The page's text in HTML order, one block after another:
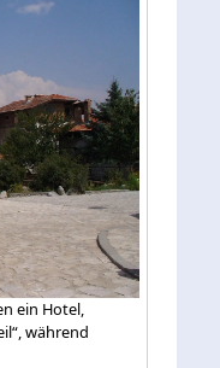
ein Hotel,
während